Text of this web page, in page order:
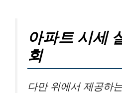
아파트 시세
회
다만 위에서 제공하